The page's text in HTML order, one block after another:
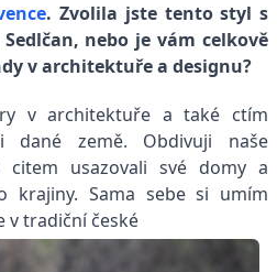
. Zvolila jste tento styl s
nebo je vám celkově
v architektuře a designu?
v architektuře a také ctím
dané země. Obdivuji naše
usazovali své domy a
krajiny. Sama sebe si umím
v tradiční české